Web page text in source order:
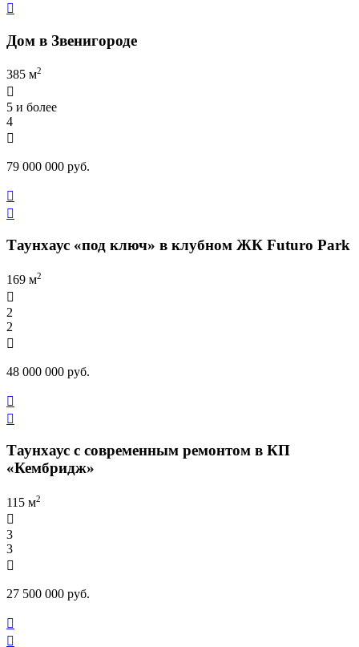

Дом в Звенигороде
385 м2

5 и более
4

79 000 000 руб.


Таунхаус «под ключ» в клубном ЖК Futuro Park
169 м2

2
2

48 000 000 руб.


Таунхаус с современным ремонтом в КП
«Кембридж»
115 м2

3
3

27 500 000 руб.

